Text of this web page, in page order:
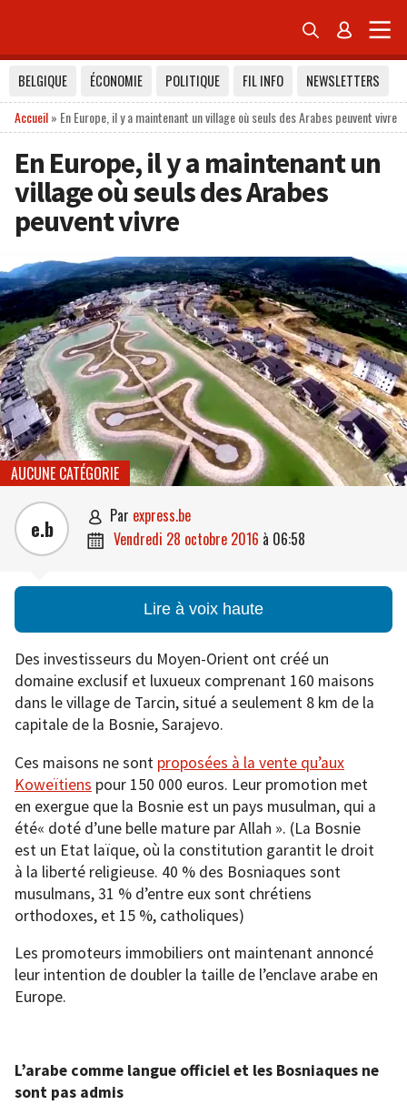
 
BELGIQUE ÉCONOMIE POLITIQUE FIL INFO
NEWSLETTERS
Accueil» En Europe, il y a maintenant un village où seuls des Arabes peuvent vivre
En Europe, il y a maintenant un
village où seuls des Arabes
peuvent vivre
AUCUNE CATÉGORIE
e.b  par express.be
 vendredi 28 octobre 2016 à 06:58
Lire à voix haute
Des investisseurs du Moyen-Orient ont créé un
domaine exclusif et luxueux comprenant 160 maisons
dans le village de Tarcin, situé a seulement 8 km de la
capitale de la Bosnie, Sarajevo.
Ces maisons ne sont proposées à la vente qu’aux
Koweïtiens pour 150 000 euros. Leur promotion met
en exergue que la Bosnie est un pays musulman, qui a
été« doté d’une belle mature par Allah ». (La Bosnie
est un Etat laïque, où la constitution garantit le droit
à la liberté religieuse. 40 % des Bosniaques sont
musulmans, 31 % d’entre eux sont chrétiens
orthodoxes, et 15 %, catholiques)
Les promoteurs immobiliers ont maintenant annoncé
leur intention de doubler la taille de l’enclave arabe en
Europe.
L’arabe comme langue officiel et les Bosniaques ne
sont pas admis